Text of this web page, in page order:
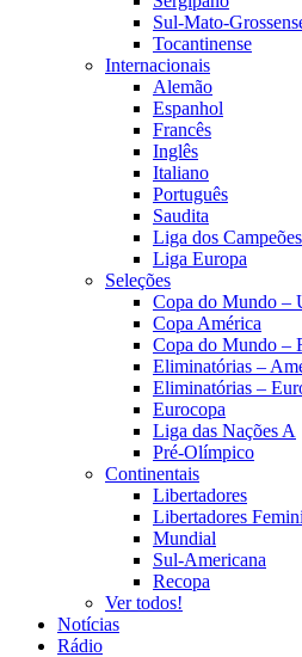
Sul-Mato-
Tocantinense
Internacionais
Alemão
Espanhol
Francês
Inglês
Italiano
Português
Saudita
Liga dos Campeões
Liga Europa
Seleções
Copa do Mundo –
Copa América
Copa do Mundo –
Eliminatórias –
Eliminatórias –
Eurocopa
Liga das Nações A
Pré-Olímpico
Continentais
Libertadores
Libertadores
Mundial
Sul-Americana
Recopa
Ver todos!
Notícias
Rádio